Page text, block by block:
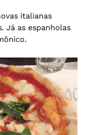
italianas
Já as espanholas